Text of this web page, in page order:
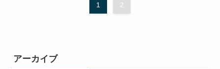
1 2
アーカイブ